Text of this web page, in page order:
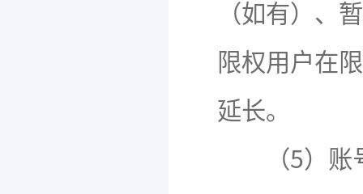
（如有）、
限权用户在
延长。
（5）账号